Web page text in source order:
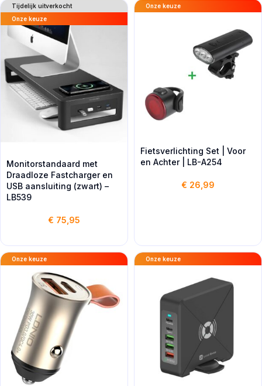
Tijdelijk uitverkocht
Onze keuze
Monitorstandaard met
Draadloze Fastcharger en
USB aansluiting (zwart) –
LB539
€ 75,95
Onze keuze
Fietsverlichting Set | Voor
en Achter | LB-A254
€ 26,99
Onze keuze Onze keuze